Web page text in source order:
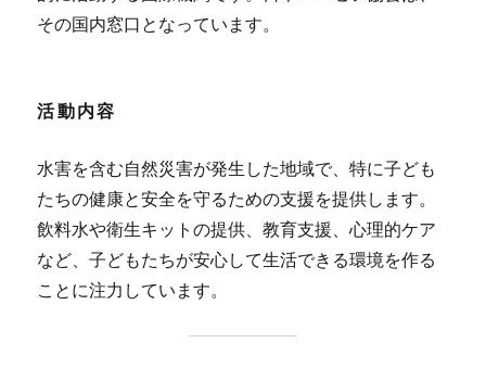
その国内窓口となっています。
活動内容
水害を含む自然災害が発生した地域で、特に子ども
たちの健康と安全を守るための支援を提供します。
飲料水や衛生キットの提供、教育支援、心理的ケア
など、子どもたちが安心して生活できる環境を作る
ことに注力しています​。